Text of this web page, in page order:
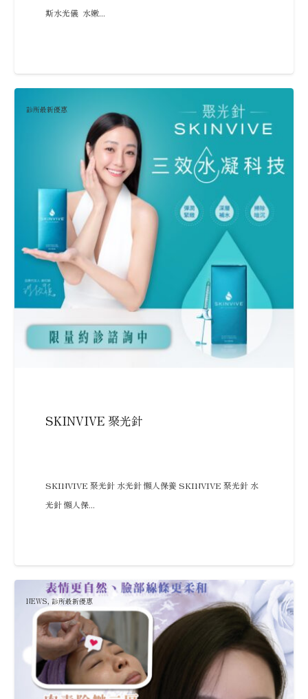
斯水光儀 水嫩...
診所最新優惠
SKINVIVE 聚光針
SKINVIVE 聚光針 水光針 懶人保養 SKINVIVE 聚光針 水
光針 懶人保...
NEWS, 診所最新優惠